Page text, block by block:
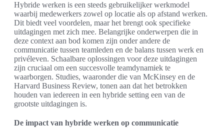
Hybride werken is een steeds gebruikelijker werkmodel
waarbij medewerkers zowel op locatie als op afstand werken.
Dit biedt veel voordelen, maar het brengt ook specifieke
uitdagingen met zich mee. Belangrijke onderwerpen die in
deze context aan bod komen zijn onder andere de
communicatie tussen teamleden en de balans tussen werk en
privéleven. Schaalbare oplossingen voor deze uitdagingen
zijn cruciaal om een succesvolle teamdynamiek te
waarborgen. Studies, waaronder die van McKinsey en de
Harvard Business Review, tonen aan dat het betrokken
houden van iedereen in een hybride setting een van de
grootste uitdagingen is.
De impact van hybride werken op communicatie